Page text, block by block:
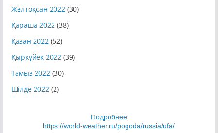
Қараша 2022(38)
Қазан 2022(52)
Қыркүйек 2022(39)
Тамыз 2022(30)
Шілде 2022(2)